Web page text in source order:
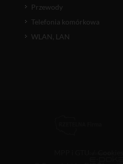
Przewody
Telefonia komórkowa
WLAN, LAN